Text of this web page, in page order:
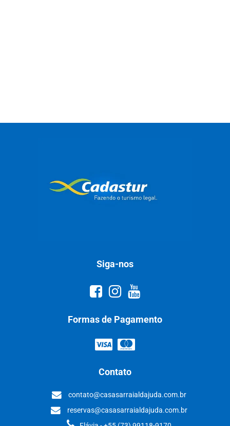
Siga-nos
Formas de Pagamento
Contato
contato@casasarraialdajuda.com.br
reservas@casasarraialdajuda.com.br